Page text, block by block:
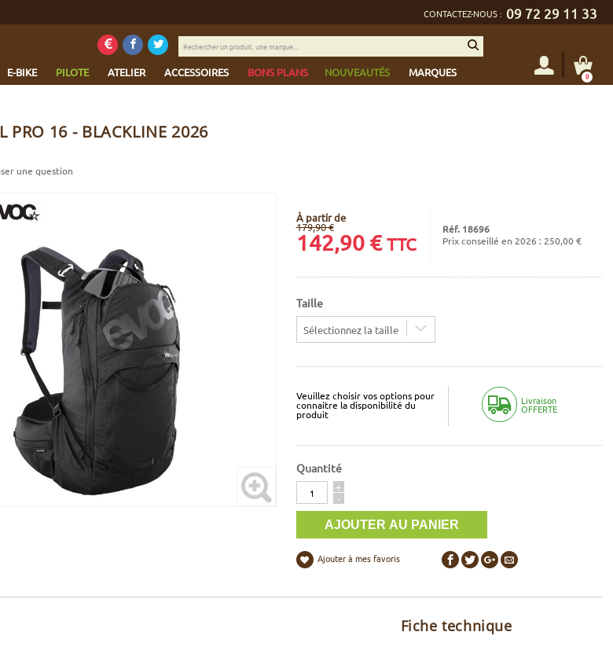
CONTACTEZ-NOUS : 09 72 29 11 33
E-BIKE PILOTE ATELIER ACCESSOIRES BONS PLANS NOUVEAUTÉS MARQUES
Rechercher
un
une
marque...
0
PRO 16 - BLACKLINE 2026
une question
À partir de
179,90 €
142,90€ TTC
Réf. 18696
Prix conseillé en 2026 : 250,00 €
Taille
Sélectionnez la taille
Veuillez choisir vos options pour
connaitre la disponibilité du
produit
Livraison
OFFERTE
Quantité
Quantité
+
-
Ajouter à mes favoris
Fiche technique